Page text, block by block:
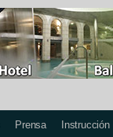
Prensa Instrucción